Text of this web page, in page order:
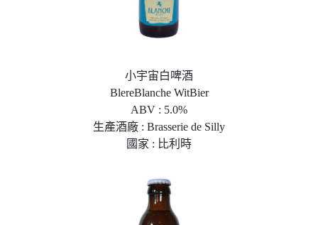
小宇宙白啤酒
BlereBlanche WitBier
ABV : 5.0%
生產酒廠 : Brasserie de Silly
國家 : 比利時